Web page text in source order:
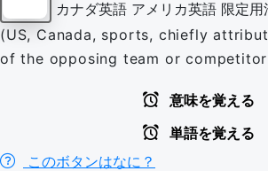
カナダ英語 アメリカ英語 限定用
(US, Canada, sports, chiefly
of the opposing team or
意味を覚える
単語を覚える
このボタンはなに？